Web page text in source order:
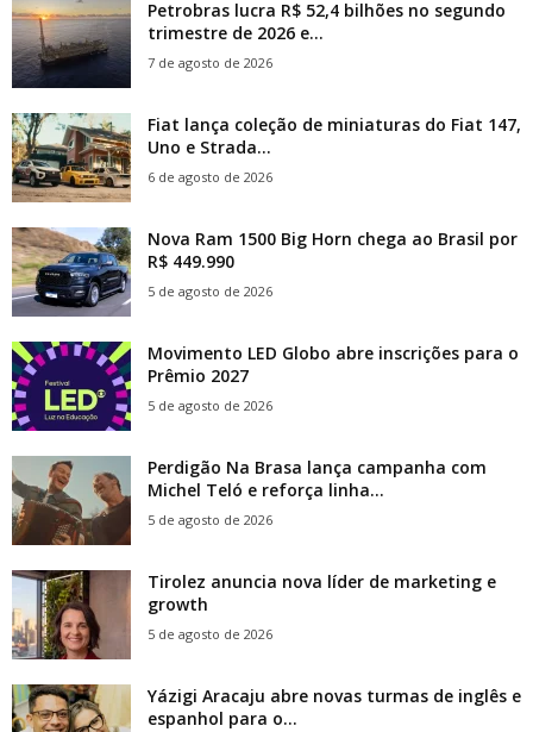
Petrobras lucra R$ 52,4 bilhões no segundo
trimestre de 2026 e...
7 de agosto de 2026
Fiat lança coleção de miniaturas do Fiat 147,
Uno e Strada...
6 de agosto de 2026
Nova Ram 1500 Big Horn chega ao Brasil por
R$ 449.990
5 de agosto de 2026
Movimento LED Globo abre inscrições para o
Prêmio 2027
5 de agosto de 2026
Perdigão Na Brasa lança campanha com
Michel Teló e reforça linha...
5 de agosto de 2026
Tirolez anuncia nova líder de marketing e
growth
5 de agosto de 2026
Yázigi Aracaju abre novas turmas de inglês e
espanhol para o...